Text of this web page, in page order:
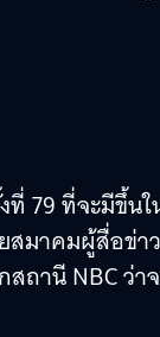
ที่ 79 ที่จะมีขึ้
สมาคมผู้สื่อข่า
ถานี NBC ว่